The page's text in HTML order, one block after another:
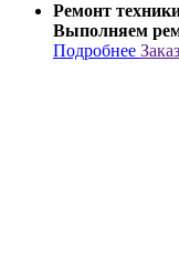
Ремонт
Выполняем
Подробнее